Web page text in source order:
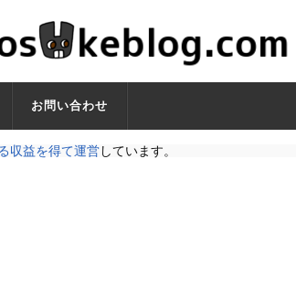
お問い合わせ
収益を得て運営しています。